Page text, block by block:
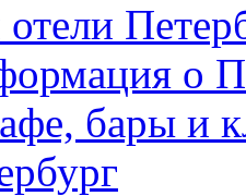
о
бары и